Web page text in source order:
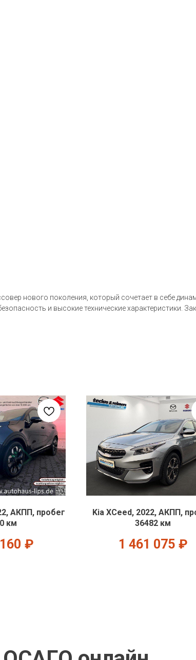
нового поколения, который сочетает в себе
и высокие технические характеристики.
АКПП, пробег
км
₽
Kia XCeed, 2022, АКПП,
36482 км
1 461 075 ₽